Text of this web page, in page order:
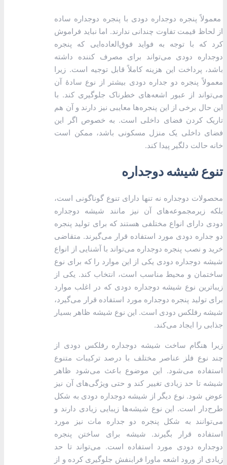
معمولاً پنجره دوجداره دودی با پنجره دوجداره ساده
از لحاظ قیمت تفاوت چندانی ندارند. اما نباید فراموش
کرد که با توجه به فواید فوق‌العاده‌ایی که پنجره
دوجداره دودی می‌تواند برای مصرف کننده داشته
باشد، پرداخت این هزینه کاملاً قابل توجیه است. زیرا
معمولاً پنجره دو جداره دودی بیشتر از نوع سادۀ آن
می‌تواند از عبور اشعه‌های خطرناک جلوگیری کند. با
این حال برخی از این پنجره‌ها معایبی نیز دارند و آن هم
تاریک کردن فضای داخلی است. به خصوص اگر این
فضای داخلی یک منزل مسکونی باشد، ممکن است
خانه حالت دلگیر پیدا کند.
تنوع شیشه‌ دوجداره
محصولات دوجداره نه تنها دارای تنوع گوناگونی است،
بلکه زیرمجموعه‌های آن نیز مانند شیشه دوجداره
دودی دارای انواع مختلفی هستند که برای تولید پنجره
دو جداره دودی مورد استفاده قرار می‌گیرند. متقاضی
خرید و نصب پنجره دوجداره می‌تواند با آشنایی از انواع
شیشه دوجداره دودی یکی از این موارد را که برای نوع
ساختمان و محیط مناسب است، انتخاب کند. یکی از
زیبا‌ترین نوع شیشه دوجداره دودی که در اغلب موارد
برای تولید پنجره دوجداره مورد استفاده قرار می‌گیرد،
شیشه رفلکس دودی است. این نوع شیشه ظاهر بسیار
جذابی را ایجاد می‌کند.
زیرا هنگام ساخت شیشه دوجداره رفلکس دودی از
چند نوع فلز عناصر مختلف با درصد ترکیبات متنوع
استفاده می‌شود. این موضوع باعث می‌شود ظاهر
شیشه تا حد زیادی تغییر کند و حتی ویژگی‌های آن نیز
عوض شود. نوع دیگر از شیشه دوجداره دودی به شکل
طرح‌دار است. این نوع شیشه‌ها زیبایی زیادی دارند و
می‌توانند به شکل پنجره دو جداره مات نیز مورد
استفاده قرار بگیرند. شیشه‌ برای ساختن پنجره
دوجداره دودی مورد استفاده است. می‌تواند تا حد
زیادی از ورود اشعه ماورا فرابنفش جلوگیری کرده و از